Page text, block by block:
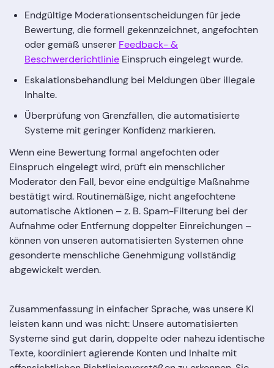
Endgültige Moderationsentscheidungen für jede
Bewertung, die formell gekennzeichnet, angefochten
oder gemäß unserer Feedback- &
Beschwerderichtlinie Einspruch eingelegt wurde.
Eskalationsbehandlung bei Meldungen über illegale
Inhalte.
Überprüfung von Grenzfällen, die automatisierte
Systeme mit geringer Konfidenz markieren.
Wenn eine Bewertung formal angefochten oder
Einspruch eingelegt wird, prüft ein menschlicher
Moderator den Fall, bevor eine endgültige Maßnahme
bestätigt wird. Routinemäßige, nicht angefochtene
automatische Aktionen – z. B. Spam-Filterung bei der
Aufnahme oder Entfernung doppelter Einreichungen –
können von unseren automatisierten Systemen ohne
gesonderte menschliche Genehmigung vollständig
abgewickelt werden.
Zusammenfassung in einfacher Sprache, was unsere KI
leisten kann und was nicht: Unsere automatisierten
Systeme sind gut darin, doppelte oder nahezu identische
Texte, koordiniert agierende Konten und Inhalte mit